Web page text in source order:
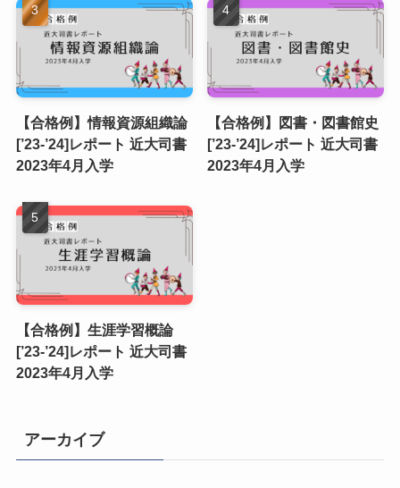
【合格例】情報資源組織論
[’23-’24]レポート 近大司書
2023年4月入学
【合格例】図書・図書館史
[’23-’24]レポート 近大司書
2023年4月入学
【合格例】生涯学習概論
[’23-’24]レポート 近大司書
2023年4月入学
アーカイブ